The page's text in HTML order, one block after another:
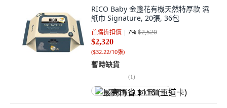
RICO Baby 金盞花有機天然特厚款 濕
紙巾 Signature, 20張, 36包
首購折扣價 7%$2,520
$2,320
($32.22/10張)
暫時缺貨
(1)
最高再省 $116 (王道卡)